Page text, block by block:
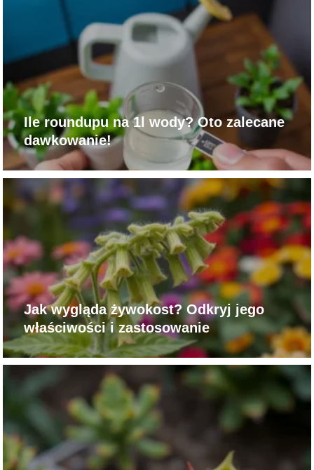
Ile roundupu na 1l wody? Oto zalecane
dawkowanie!
Jak wygląda żywokost? Odkryj jego
właściwości i zastosowanie